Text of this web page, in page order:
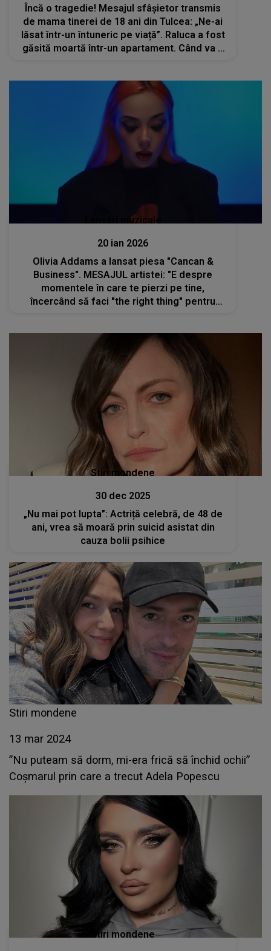
Încă o tragedie! Mesajul sfâșietor transmis
de mama tinerei de 18 ani din Tulcea: „Ne-ai
lăsat într-un întuneric pe viață”. Raluca a fost
găsită moartă într-un apartament. Când va fi
Lansări muzicale
20 ian 2026
Olivia Addams a lansat piesa "Cancan &
Business". MESAJUL artistei: "E despre
momentele în care te pierzi pe tine,
încercând să faci "the right thing" pentru
Stiri mondene
30 dec 2025
„Nu mai pot lupta”: Actriță celebră, de 48 de
ani, vrea să moară prin suicid asistat din
cauza bolii psihice
Stiri mondene
13 mar 2024
”Nu puteam să dorm, mi-era frică să închid ochii”
Coşmarul prin care a trecut Adela Popescu
Stiri mondene